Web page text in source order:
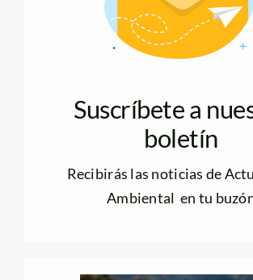
Suscríbete a
boletín
Recibirás las noticias de
Ambiental en tu